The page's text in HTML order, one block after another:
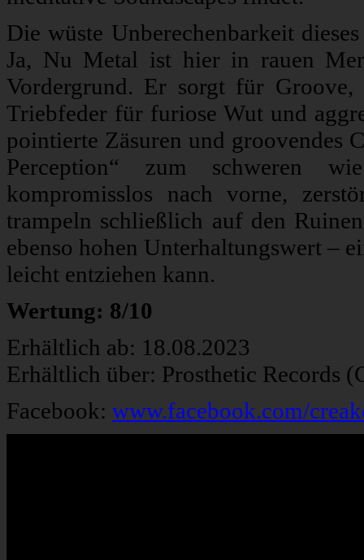
Die wüste Unberechenbarkeit
Ja, Nu Metal ist hier in rauen
Vordergrund. Er sorgt für
Triebfeder für furiose Wut und
pointierte Zäsuren und groovendes
Perception“ zum schweren
kompromisslos nach vorne,
trampeln schließlich auf den
ebenso hohen Unterhaltungswert –
leicht entziehen kann.
Wertung: 8/10
Erhältlich ab: 18.08.2023
Erhältlich über: Prosthetic Records
Facebook: www.facebook.com/